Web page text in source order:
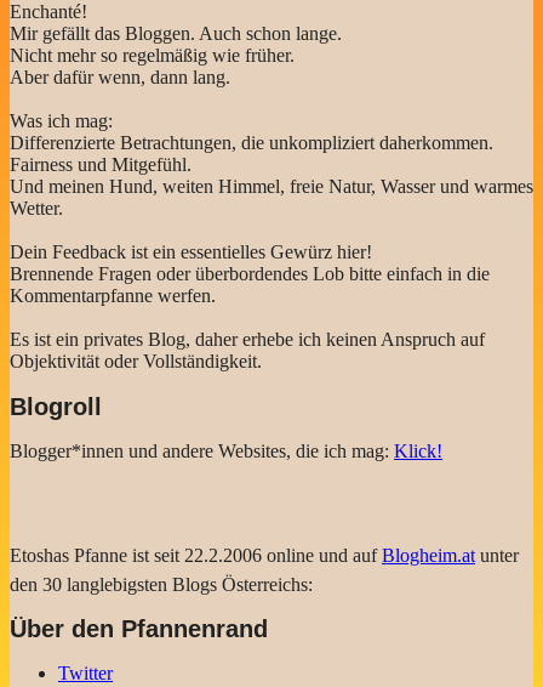
Enchanté!
Mir gefällt das Bloggen. Auch schon lange.
Nicht mehr so regelmäßig wie früher.
Aber dafür wenn, dann lang.
Was ich mag:
Differenzierte Betrachtungen, die unkompliziert daherkommen.
Fairness und Mitgefühl.
Und meinen Hund, weiten Himmel, freie Natur, Wasser und warmes
Wetter.
Dein Feedback ist ein essentielles Gewürz hier!
Brennende Fragen oder überbordendes Lob bitte einfach in die
Kommentarpfanne werfen.
Es ist ein privates Blog, daher erhebe ich keinen Anspruch auf
Objektivität oder Vollständigkeit.
Blogroll
Blogger*innen und andere Websites, die ich mag: Klick!
Etoshas Pfanne ist seit 22.2.2006 online und aufBlogheim.at unter
den 30 langlebigsten Blogs Österreichs:
Über den Pfannenrand
Twitter